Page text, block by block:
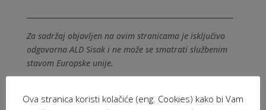
Za sadržaj objavljen na ovim stranicama je isključivo
odgovorna ALD Sisak i ne može se smatrati službenim
stavom Europske unije.
European Aid Development and Cooperation
Ova stranica koristi kolačiće (eng. Cookies) kako bi Vam